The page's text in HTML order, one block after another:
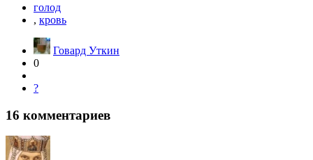
голод
, кровь
Говард Уткин
0
?
16 комментариев